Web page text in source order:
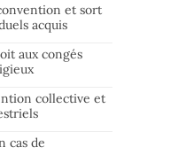
et sort
acquis
aux congés
collective et
cas de